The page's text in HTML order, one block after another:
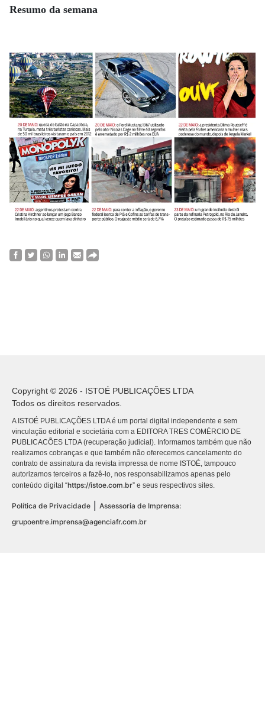
Resumo da semana
Copyright © 2026 - ISTOÉ PUBLICAÇÕES LTDA
Todos os direitos reservados.
A ISTOÉ PUBLICAÇÕES LTDA é um portal digital independente e sem
vinculação editorial e societária com a EDITORA TRES COMÉRCIO DE
PUBLICACÕES LTDA (recuperação judicial). Informamos também que não
realizamos cobranças e que também não oferecemos cancelamento do
contrato de assinatura da revista impressa de nome ISTOÉ, tampouco
autorizamos terceiros a fazê-lo, nos responsabilizamos apenas pelo
conteúdo digital “https://istoe.com.br” e seus respectivos sites.
Política de Privacidade | Assessoria de Imprensa:
grupoentre.imprensa@agenciafr.com.br